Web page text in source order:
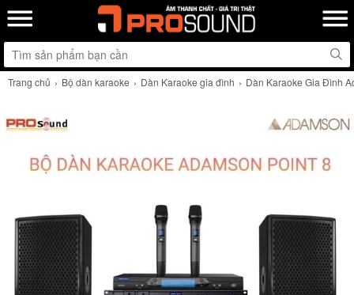
Trang chủ Bộ dàn karaoke Dàn Karaoke gia đình Dàn Karaoke Gia Đình